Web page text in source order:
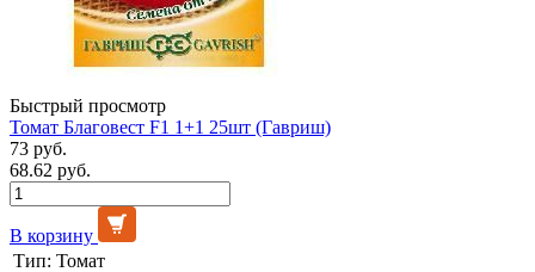
Быстрый просмотр
Томат Благовест F1 1+1 25шт (Гавриш)
73 руб.
68.62 руб.
В корзину
Тип: Томат